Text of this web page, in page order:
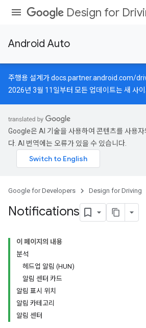
Design for
Android Auto
주행용 설계가docs.partner.android.com/
2026년 3월 11일부터 모든 업데이트는 새 사
Google은 AI 기술을 사용하여 콘텐츠를 사용자
다. AI 번역에는 오류가 있을 수 있습니다.
Google for Developers Design for Driving
Notifications
이 페이지의 내용
분석
헤드업 알림 (HUN)
알림 센터 카드
알림 표시 위치
알림 카테고리
알림 센터